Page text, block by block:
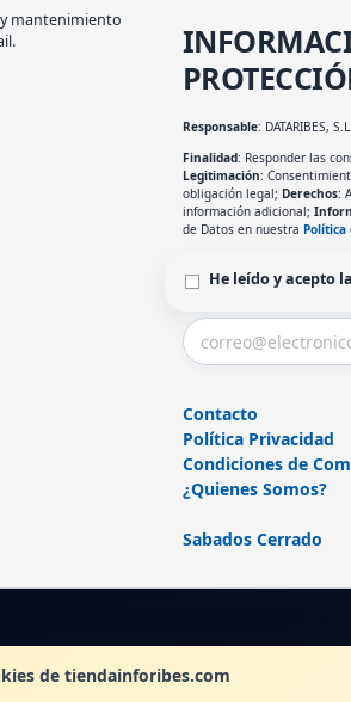
de tiendainforibes.com
mantenimiento
Responsable: DATARIBES, S.L.
Finalidad: Responder las
Legitimación:
obligación legal; Derechos:
información adicional;
de Datos en nuestra Política
He leído y acepto la
Contacto
Política Privacidad
Condiciones de
¿Quienes Somos?
Sabados Cerrado